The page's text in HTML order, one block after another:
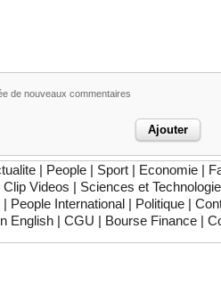
de nouveaux commentaires
| People | Sport | Economie |
Clip Videos | Sciences et
| People International | Politique |
English | CGU | Bourse Finance |